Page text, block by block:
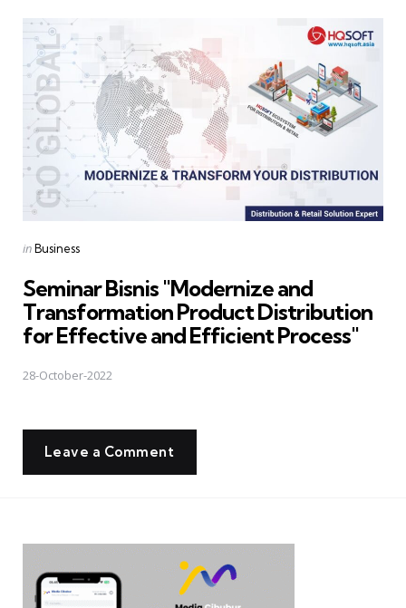
Posted
inBusiness
Seminar Bisnis "Modernize and
Transformation Product Distribution
for Effective and Efficient Process"
28-October-2022
Leave a Comment